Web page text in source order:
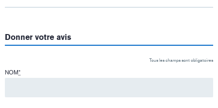
Donner votre avis
Tous les champs sont obligatoires
NOM*